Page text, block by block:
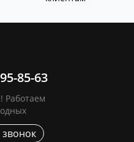
85-63
Работаем
звонок